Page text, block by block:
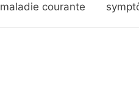
maladie courante